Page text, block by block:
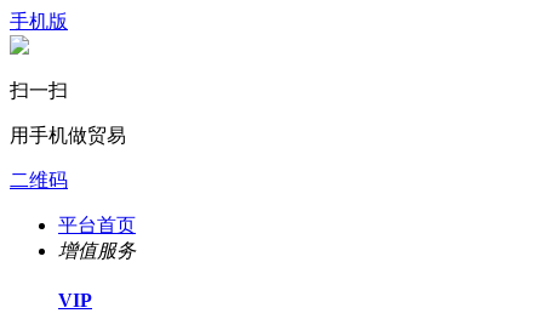
手机版
扫一扫
用手机做贸易
二维码
平台首页
增值服务
VIP